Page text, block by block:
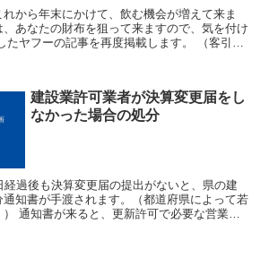
から年末にかけて、飲む機会が増えて来ま
あなたの財布を狙って来ますので、気を付け
たヤフーの記事を再度掲載します。 （客引き
建設業許可業者が決算変更届をし
なかった場合の処分
過後も決算変更届の提出がないと、県の建
知書が手渡されます。（都道府県によって若
通知書が来ると、更新許可で必要な営業の